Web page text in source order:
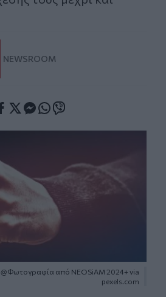
NEWSROOM
από NEOSiAM 2024+ via
pexels.com